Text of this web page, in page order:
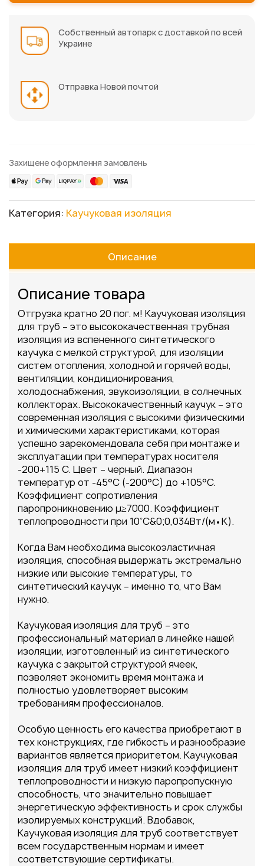
Собственный автопарк с доставкой по всей
Украине
Отправка Новой почтой
Захищене оформлення замовлень
Категория: Каучуковая изоляция
Описание
Описание товара
Отгрузка кратно 20 пог. м! Каучуковая изоляция
для труб – это высококачественная трубная
изоляция из вспененного синтетического
каучука с мелкой структурой, для изоляции
систем отопления, холодной и горячей воды,
вентиляции, кондиционирования,
холодоснабжения, звукоизоляции, в солнечных
коллекторах. Высококачественный каучук – это
современная изоляция с высокими физическими
и химическими характеристиками, которая
успешно зарекомендовала себя при монтаже и
эксплуатации при температурах носителя
-200+115 С. Цвет – черный. Диапазон
температур от -45°С (-200°С) до +105°С.
Коэффициент сопротивления
паропроникновению μ≥7000. Коэффициент
теплопроводности при 10˚С&0;0,034Вт/(м•К).
Когда Вам необходима высокоэластичная
изоляция, способная выдержать экстремально
низкие или высокие температуры, то
синтетический каучук – именно то, что Вам
нужно.
Каучуковая изоляция для труб – это
профессиональный материал в линейке нашей
изоляции, изготовленный из синтетического
каучука с закрытой структурой ячеек,
позволяет экономить время монтажа и
полностью удовлетворяет высоким
требованиям профессионалов.
Особую ценность его качества приобретают в
тех конструкциях, где гибкость и разнообразие
вариантов является приоритетом. Каучуковая
изоляция для труб имеет низкий коэффициент
теплопроводности и низкую паропропускную
способность, что значительно повышает
энергетическую эффективность и срок службы
изолируемых конструкций. Вдобавок,
Каучуковая изоляция для труб соответствует
всем государственным нормам и имеет
соответствующие сертификаты.